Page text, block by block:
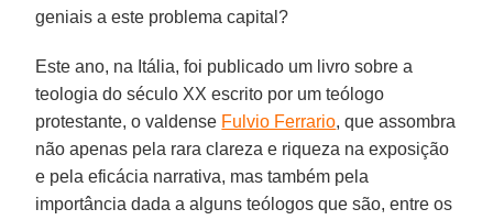
geniais a este problema capital?
Este ano, na Itália, foi publicado um livro sobre a
teologia do século XX escrito por um teólogo
protestante, o valdense Fulvio Ferrario, que assombra
não apenas pela rara clareza e riqueza na exposição
e pela eficácia narrativa, mas também pela
importância dada a alguns teólogos que são, entre os